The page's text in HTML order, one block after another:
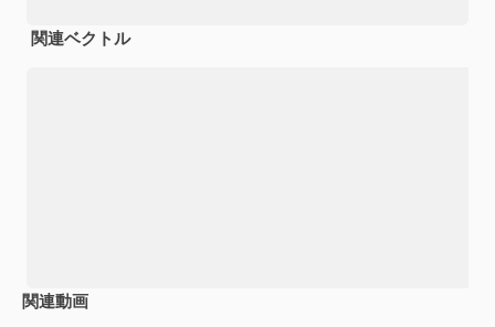
関連ベクトル
関連動画